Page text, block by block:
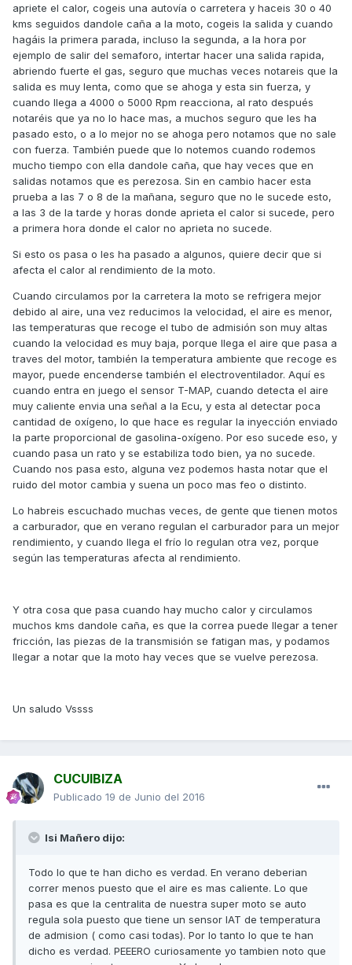
apriete el calor, cogeis una autovía o carretera y haceis 30 o 40
kms seguidos dandole caña a la moto, cogeis la salida y cuando
hagáis la primera parada, incluso la segunda, a la hora por
ejemplo de salir del semaforo, intertar hacer una salida rapida,
abriendo fuerte el gas, seguro que muchas veces notareis que la
salida es muy lenta, como que se ahoga y esta sin fuerza, y
cuando llega a 4000 o 5000 Rpm reacciona, al rato después
notaréis que ya no lo hace mas, a muchos seguro que les ha
pasado esto, o a lo mejor no se ahoga pero notamos que no sale
con fuerza. También puede que lo notemos cuando rodemos
mucho tiempo con ella dandole caña, que hay veces que en
salidas notamos que es perezosa. Sin en cambio hacer esta
prueba a las 7 o 8 de la mañana, seguro que no le sucede esto,
a las 3 de la tarde y horas donde aprieta el calor si sucede, pero
a primera hora donde el calor no aprieta no sucede.
Si esto os pasa o les ha pasado a algunos, quiere decir que si
afecta el calor al rendimiento de la moto.
Cuando circulamos por la carretera la moto se refrigera mejor
debido al aire, una vez reducimos la velocidad, el aire es menor,
las temperaturas que recoge el tubo de admisión son muy altas
cuando la velocidad es muy baja, porque llega el aire que pasa a
traves del motor, también la temperatura ambiente que recoge es
mayor, puede encenderse también el electroventilador. Aquí es
cuando entra en juego el sensor T-MAP, cuando detecta el aire
muy caliente envia una señal a la Ecu, y esta al detectar poca
cantidad de oxígeno, lo que hace es regular la inyección enviado
la parte proporcional de gasolina-oxígeno. Por eso sucede eso, y
cuando pasa un rato y se estabiliza todo bien, ya no sucede.
Cuando nos pasa esto, alguna vez podemos hasta notar que el
ruido del motor cambia y suena un poco mas feo o distinto.
Lo habreis escuchado muchas veces, de gente que tienen motos
a carburador, que en verano regulan el carburador para un mejor
rendimiento, y cuando llega el frío lo regulan otra vez, porque
según las temperaturas afecta al rendimiento.
Y otra cosa que pasa cuando hay mucho calor y circulamos
muchos kms dandole caña, es que la correa puede llegar a tener
fricción, las piezas de la transmisión se fatigan mas, y podamos
llegar a notar que la moto hay veces que se vuelve perezosa.
Un saludo Vssss
CUCUIBIZA
Publicado 19 de Junio del 2016
Isi Mañero dijo:
Todo lo que te han dicho es verdad. En verano deberian
correr menos puesto que el aire es mas caliente. Lo que
pasa es que la centralita de nuestra super moto se auto
regula sola puesto que tiene un sensor IAT de temperatura
de admision ( como casi todas). Por lo tanto lo que te han
dicho es verdad. PEEERO curiosamente yo tambien noto que